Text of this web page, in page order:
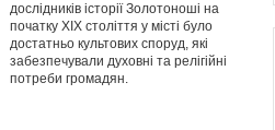
дослідників історії Золотоноші на
початку ХІХ століття у місті було
достатньо культових споруд, які
забезпечували духовні та релігійні
потреби громадян.